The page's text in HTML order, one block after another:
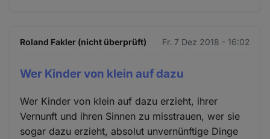
Roland Fakler (nicht überprüft) Fr. 7 Dez 2018 - 16:02
Wer Kinder von klein auf dazu
Wer Kinder von klein auf dazu erzieht, ihrer
Vernunft und ihren Sinnen zu misstrauen, wer sie
sogar dazu erzieht, absolut unvernünftige Dinge